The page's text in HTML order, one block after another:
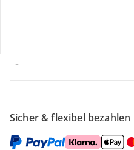
Sicher & flexibel bezahlen